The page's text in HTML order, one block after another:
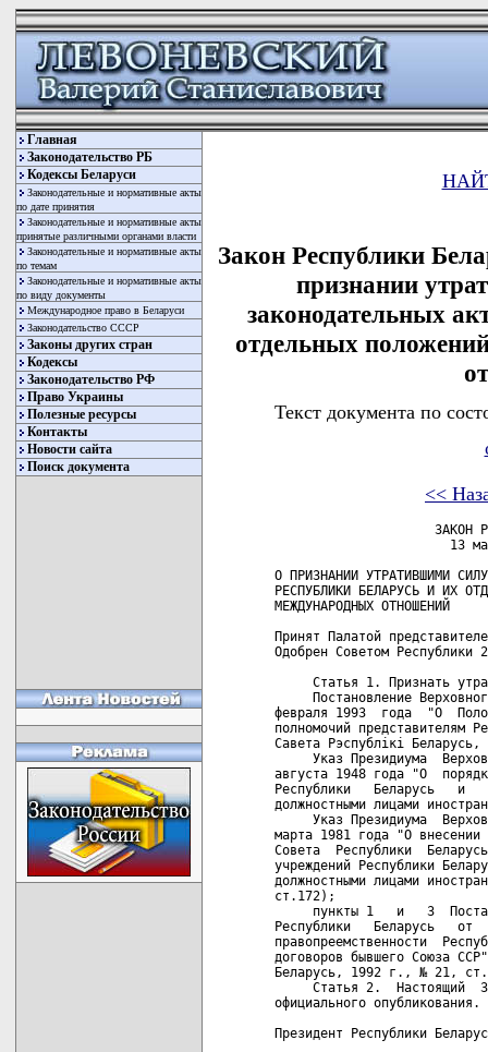
Главная
Законодательство РБ
Кодексы Беларуси
Законодательные и нормативные акты
по дате принятия
Законодательные и нормативные акты
принятые различными органами власти
Законодательные и нормативные акты
по темам
Законодательные и нормативные акты
по виду документы
Международное право в Беларуси
Законодательство СССР
Законы других стран
Кодексы
Законодательство РФ
Право Украины
Полезные ресурсы
Контакты
Новости сайта
Поиск документа
Закон Республики
признании
законодательных
отдельных
Текст документа по
<<
ЗАКОН
13
О ПРИЗНАНИИ УТРАТИВШИМИ
РЕСПУБЛИКИ БЕЛАРУСЬ И ИХ
МЕЖДУНАРОДНЫХ ОТНОШЕНИЙ
Принят Палатой
Одобрен Советом Республики
Статья 1. Признать
Постановление
февраля 1993  года  "О
полномочий представителям
Савета Рэспублiкi
Указ Президиума
августа 1948 года "О
Республики   Беларусь   и
должностными лицами
Указ Президиума
марта 1981 года "О внесении
Совета  Республики
учреждений Республики
должностными лицами
ст.172);
пункты 1   и   3
Республики   Беларусь
правопреемственности
договоров бывшего Союза
Беларусь, 1992 г., № 21,
Статья 2.  Настоящий
официального опубликования.
Президент Республики